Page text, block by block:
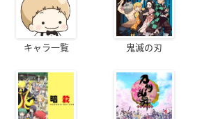
キャラ一覧 鬼滅の刃